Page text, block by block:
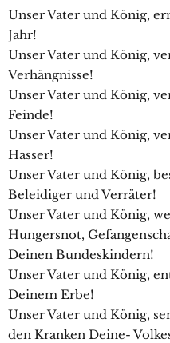
Unser Vater und König,
Jahr!
Unser Vater und König,
Verhängnisse!
Unser Vater und König,
Feinde!
Unser Vater und König,
Hasser!
Unser Vater und König,
Beleidiger und Verräter!
Unser Vater und König,
Hungersnot,
Deinen Bundeskindern!
Unser Vater und König,
Deinem Erbe!
Unser Vater und König,
den Kranken Deine-